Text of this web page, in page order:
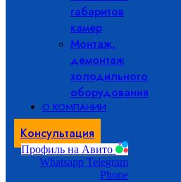
габаритов
камер
Монтаж,
демонтаж
холодильного
оборудования
О КОМПАНИИ
Консультация
Профиль на Авито
Whatsapp Telegram
Phone